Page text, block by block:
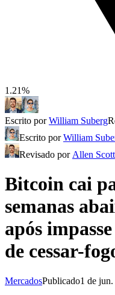
1.21%
Escrito porWilliam Suberg
Escrito porWilliam
Revisado por Allen Scott
Bitcoin cai
semanas
após
de cessar-
MercadosPublicado1 de